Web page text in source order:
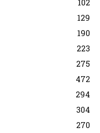
102
129
190
223
275
472
294
304
270